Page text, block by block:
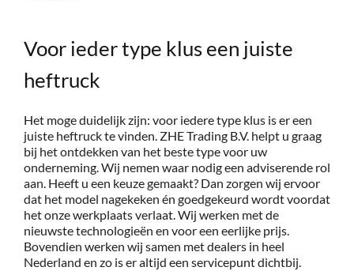
Voor ieder type klus een juiste
heftruck
Het moge duidelijk zijn: voor iedere type klus is er een
juiste heftruck te vinden. ZHE Trading B.V. helpt u graag
bij het ontdekken van het beste type voor uw
onderneming. Wij nemen waar nodig een adviserende rol
aan. Heeft u een keuze gemaakt? Dan zorgen wij ervoor
dat het model nagekeken én goedgekeurd wordt voordat
het onze werkplaats verlaat. Wij werken met de
nieuwste technologieën en voor een eerlijke prijs.
Bovendien werken wij samen met dealers in heel
Nederland en zo is er altijd een servicepunt dichtbij.